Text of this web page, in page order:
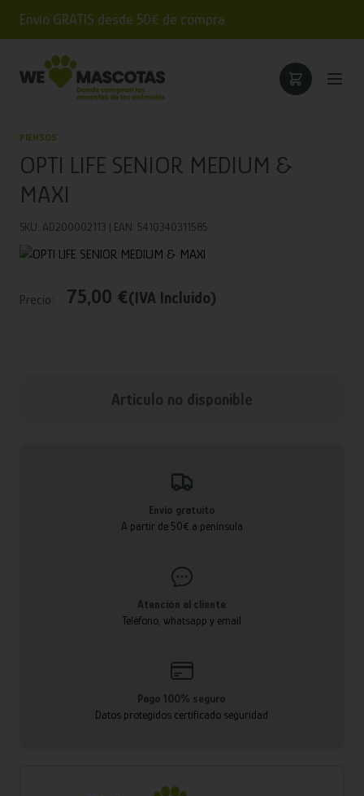
Envío GRATIS desde 50€ de compra
PIENSOS
OPTI LIFE SENIOR MEDIUM &
MAXI
SKU: AD200002113 | EAN: 5410340311585
Precio: 75,00 €(IVA Incluido)
Articulo no disponible
Envío gratuito
A partir de 50€ a península
Atención al cliente
Teléfono, whatsapp y email
Pago 100% seguro
Datos protegidos certificado seguridad